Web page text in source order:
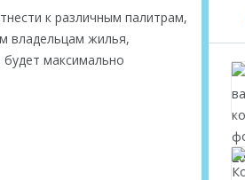
к различным палитрам,
владельцам жилья,
максимально